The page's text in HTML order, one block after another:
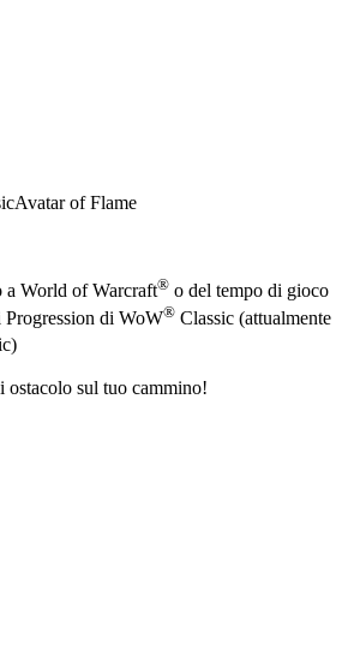
Avatar of Flame
a World of Warcraft® o del tempo di gioco
di WoW® Classic (attualmente
sul tuo cammino!